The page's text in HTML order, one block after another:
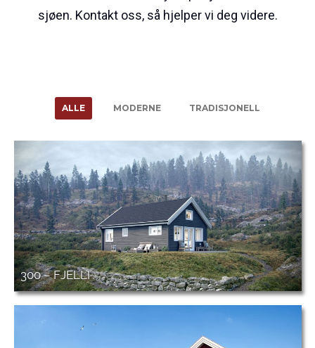
sjøen. Kontakt oss, så hjelper vi deg videre.
ALLE MODERNE TRADISJONELL
300 – FJELLI